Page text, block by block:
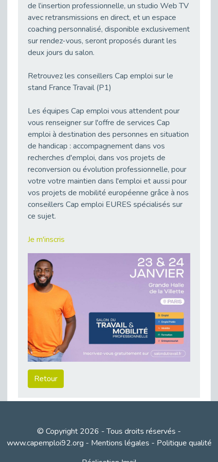
L’alternance pour tous : Cap Emploi 92 et Seine Ouest Entreprise et Emploi mobilisés à Boulogne-Billancourt
Publié le 11/04/2026
Transition Écologique : Les Cap Emploi 75,92 et 93 s’engagent pour un Numérique Responsable
Publié le 11/04/2026
Publié le 11/04/2026
Publié le 07/04/2026
Handicap psychique au travail : et si nous changions de regard - vidéo
Publié le 03/04/2026
Avril, mois de l’accompagnement dans l’emploi avec Cap emploi.
Publié le 01/04/2026
Handicap invisible au travail : se taire ou parler? - vidéo
Publié le 31/03/2026
Journée mondiale de sensibilisation à l’autisme
Publié le 30/03/2026
Besoin d’un appui ponctuel expertise handicap ?
Publié le 30/03/2026
Sport2Job Clichy : une édition altoséquanaise avec Cap Emploi 92.
Publié le 30/03/2026
Mieux appréhender les enjeux du handicap singulier en entreprise - vidéo
Publié le 27/03/2026
DOETH 2025: Fin de l'écrêtement
Publié le 24/03/2026
Déclarer son handicap à son employeur : un levier professionnel ?
Publié le 23/03/2026
Cap Emploi : L'accompagnement EXH c’est quoi ?
Publié le 16/03/2026
de l’insertion professionnelle, un studio Web TV
avec retransmissions en direct, et un espace
coaching personnalisé, disponible exclusivement
sur rendez-vous, seront proposés durant les
deux jours du salon.
Retrouvez les conseillers Cap emploi sur le
stand France Travail (P1)
Les équipes Cap emploi vous attendent pour
vous renseigner sur l'offre de services Cap
emploi à destination des personnes en situation
de handicap : accompagnement dans vos
recherches d'emploi, dans vos projets de
reconversion ou évolution professionnelle, pour
votre votre maintien dans l'emploi et aussi pour
vos projets de mobilité européenne grâce à nos
conseillers Cap emploi EURES spécialisés sur
ce sujet.
Je m'inscris
Retour
© Copyright 2026 - Tous droits réservés -
www.capemploi92.org - Mentions légales - Politique qualité